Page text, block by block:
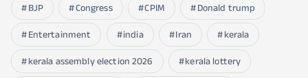
BJP Congress CPIM
Donald trump
Entertainment
india Iran
kerala
kerala assembly election 2026
kerala lottery